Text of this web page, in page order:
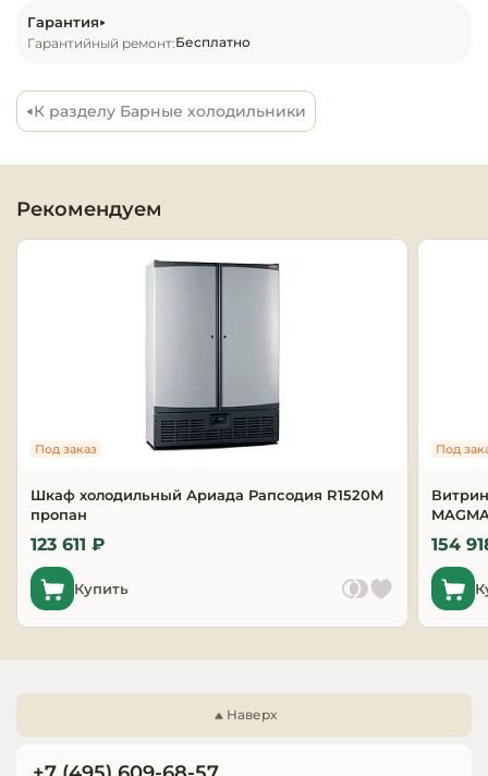
Торговое и
Оснащение
отелей
Запчасти для
Гарантия
Гарантийный ремонт:Бесплатно
К разделу Барные холодильники
Рекомендуем
Шкаф холодильный Ариада Рапсодия R1520M
пропан
Под заказ
123 611 ₽
Купить
Под
154
Наверх